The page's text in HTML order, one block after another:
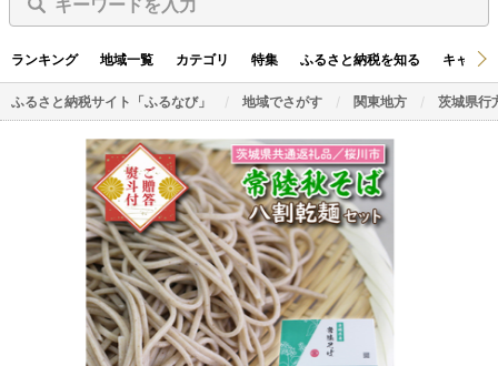
ランキング 地域一覧 カテゴリ 特集 ふるさと納税を知る キャン
ふるさと納税サイト「ふるなび」 地域でさがす 関東地方 茨城県行